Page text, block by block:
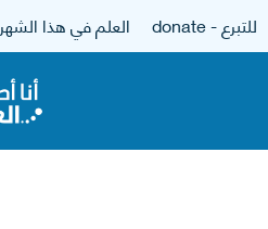
للتبرع - donate العلم في هذا الشهر